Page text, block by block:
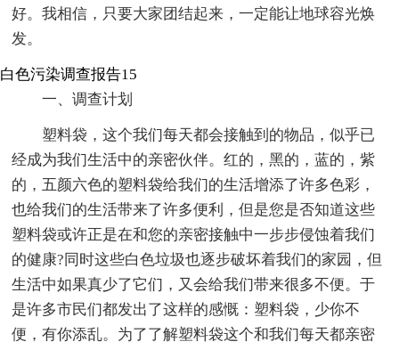
好。我相信，只要大家团结起来，一定能让地球容光焕
发。
白色污染调查报告15
一、调查计划
塑料袋，这个我们每天都会接触到的物品，似乎已
经成为我们生活中的亲密伙伴。红的，黑的，蓝的，紫
的，五颜六色的塑料袋给我们的生活增添了许多色彩，
也给我们的生活带来了许多便利，但是您是否知道这些
塑料袋或许正是在和您的亲密接触中一步步侵蚀着我们
的健康?同时这些白色垃圾也逐步破坏着我们的家园，但
生活中如果真少了它们，又会给我们带来很多不便。于
是许多市民们都发出了这样的感慨：塑料袋，少你不
便，有你添乱。为了了解塑料袋这个和我们每天都亲密